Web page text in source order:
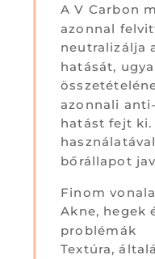
A V Carbon
azonnal
neutralizálja
hatását,
azonnali
hatást fejt ki.
bőrállapot
Finom
Akne, hegek
problémák
Textúra,